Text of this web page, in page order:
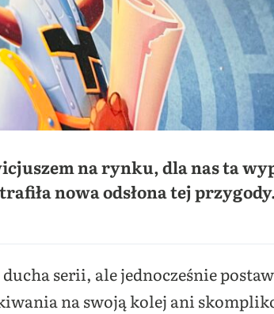
na rynku, dla nas ta
nowa odsłona tej
serii, ale jednocześnie
na swoją kolej ani